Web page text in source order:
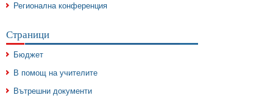
Регионална конференция
Страници
Бюджет
В помощ на учителите
Вътрешни документи